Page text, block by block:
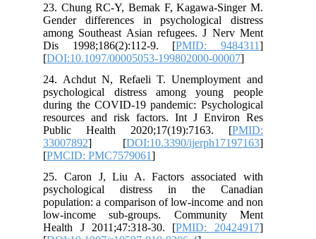
23. Chung RC-Y, Bemak F, Kagawa-Singer M.
Gender differences in psychological distress
among Southeast Asian refugees. J Nerv Ment
Dis 1998;186(2):112-9. [PMID: 9484311
[DOI:10.1097/00005053-199802000-00007
24. Achdut N, Refaeli T. Unemployment and
psychological distress among young people
during the COVID-19 pandemic: Psychological
resources and risk factors. Int J Environ Res
Public Health 2020;17(19):7163. [PMID:
33007892
] [DOI:10.3390/ijerph17197163
[PMCID: PMC7579061
25. Caron J, Liu A. Factors associated with
psychological distress in the Canadian
population: a comparison of low-income and non
low-income sub-groups. Community Ment
Health J 2011;47:318-30. [PMID: 20424917